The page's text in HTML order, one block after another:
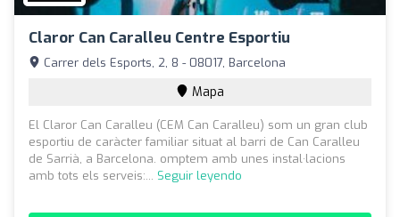
Claror Can Caralleu Centre Esportiu
Carrer dels Esports, 2, 8 - 08017, Barcelona
Mapa
El Claror Can Caralleu (CEM Can Caralleu) som un gran club
esportiu de caràcter familiar situat al barri de Can Caralleu
de Sarrià, a Barcelona. omptem amb unes instal·lacions
amb tots els serveis:... Seguir leyendo